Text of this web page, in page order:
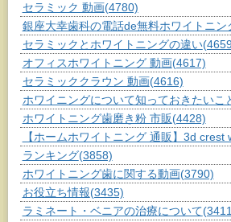
セラミック 動画(4780)
銀座大幸歯科の電話de無料ホワイトニン
セラミックとホワイトニングの違い
オフィスホワイトニング 動画(4617)
セラミッククラウン 動画(4616)
ホワイニングについて知っておきたいこ
ホワイトニング歯磨き粉 市販(4428)
【ホームホワイトニング 通販】3d crest
ランキング(3858)
ホワイトニング歯に関する動画(3790)
お役立ち情報(3435)
ラミネート・ベニアの治療について